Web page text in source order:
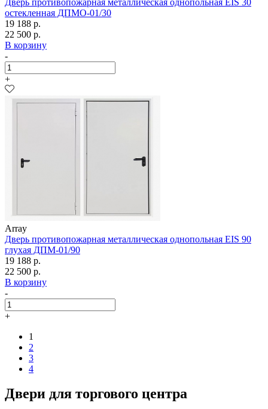
остекленная ДПМО-01/30
19 188 р.
22 500 р.
В корзину
-
+
Array
Дверь противопожарная металлическая однопольная EIS 90
глухая ДПМ-01/90
19 188 р.
22 500 р.
В корзину
-
+
1
2
3
4
Двери для торгового центра